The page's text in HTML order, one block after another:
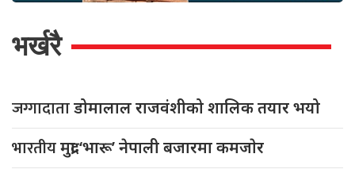
भर्खरै
जग्गादाताडोमालाल राजवंशीको शालिक तयार भयो
भारतीयमुद्रा ‘भारू’ नेपाली बजारमा कमजाेर